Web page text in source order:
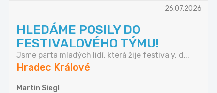
26.07.2026
HLEDÁME POSILY DO
FESTIVALOVÉHO TÝMU!
Jsme parta mladých lidí, která žije festivaly, d...
Hradec Králové
Martin Siegl